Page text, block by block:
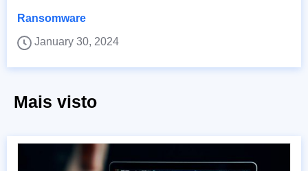
Ransomware
January 30, 2024
Mais visto